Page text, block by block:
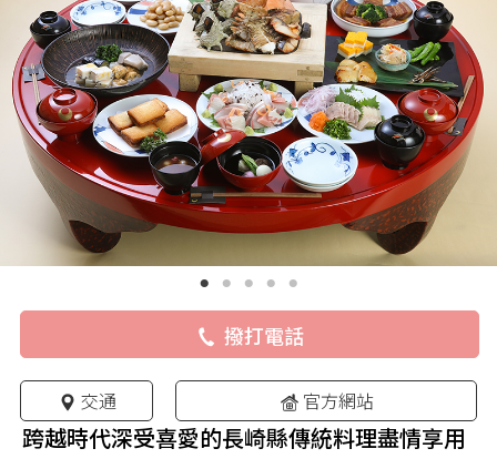
撥打電話
交通 官方網站
跨越時代深受喜愛的長崎縣傳統料理盡情享用